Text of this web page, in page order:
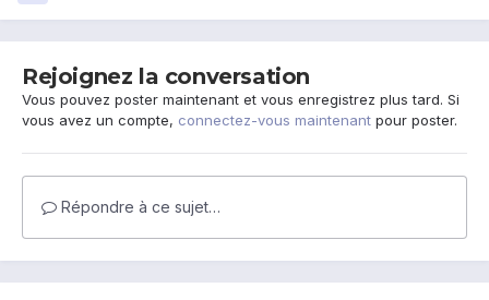
Rejoignez la conversation
Vous pouvez poster maintenant et vous enregistrez plus tard. Si
vous avez un compte, connectez-vous maintenant pour poster.
Répondre à ce sujet…